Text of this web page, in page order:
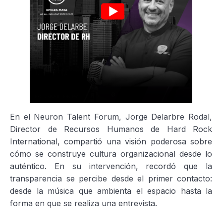
En el Neuron Talent Forum, Jorge Delarbre Rodal,
Director de Recursos Humanos de Hard Rock
International, compartió una visión poderosa sobre
cómo se construye cultura organizacional desde lo
auténtico. En su intervención, recordó que la
transparencia se percibe desde el primer contacto:
desde la música que ambienta el espacio hasta la
forma en que se realiza una entrevista.